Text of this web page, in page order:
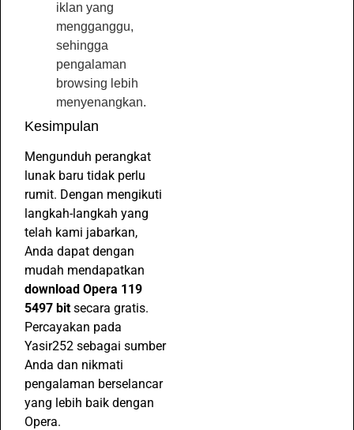
iklan yang
mengganggu,
sehingga
pengalaman
browsing lebih
menyenangkan.
Kesimpulan
Mengunduh perangkat
lunak baru tidak perlu
rumit. Dengan mengikuti
langkah-langkah yang
telah kami jabarkan,
Anda dapat dengan
mudah mendapatkan
download Opera 119
5497 bit secara gratis.
Percayakan pada
Yasir252 sebagai sumber
Anda dan nikmati
pengalaman berselancar
yang lebih baik dengan
Opera.